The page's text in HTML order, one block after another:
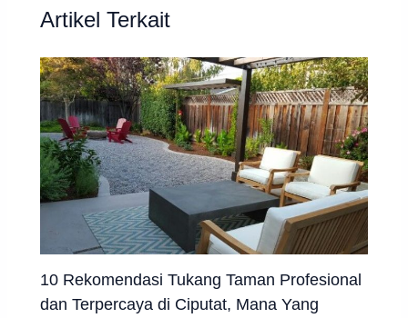
Artikel Terkait
10 Rekomendasi Tukang Taman Profesional
dan Terpercaya di Ciputat, Mana Yang